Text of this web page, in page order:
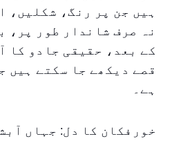
ہیں جن پر رنگ، شکلیں،
نہ صرف شاندار طور پر،
کے بعد، حقیقی جادو کا
قصے دیکھے جا سکتے ہیں
ہے۔
خورفکان کا دل: جہاں